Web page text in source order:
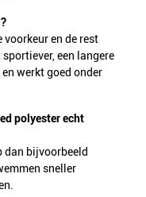
en de rest
een langere
werkt goed onder
polyester echt
dan bijvoorbeeld
sneller